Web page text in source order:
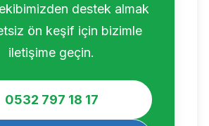
destek almak
ön keşif için bizimle
iletişime geçin.
0532 797 18 17